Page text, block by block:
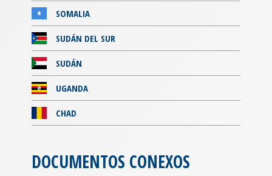
SOMALIA
SUDÁN DEL SUR
SUDÁN
UGANDA
CHAD
DOCUMENTOS CONEXOS